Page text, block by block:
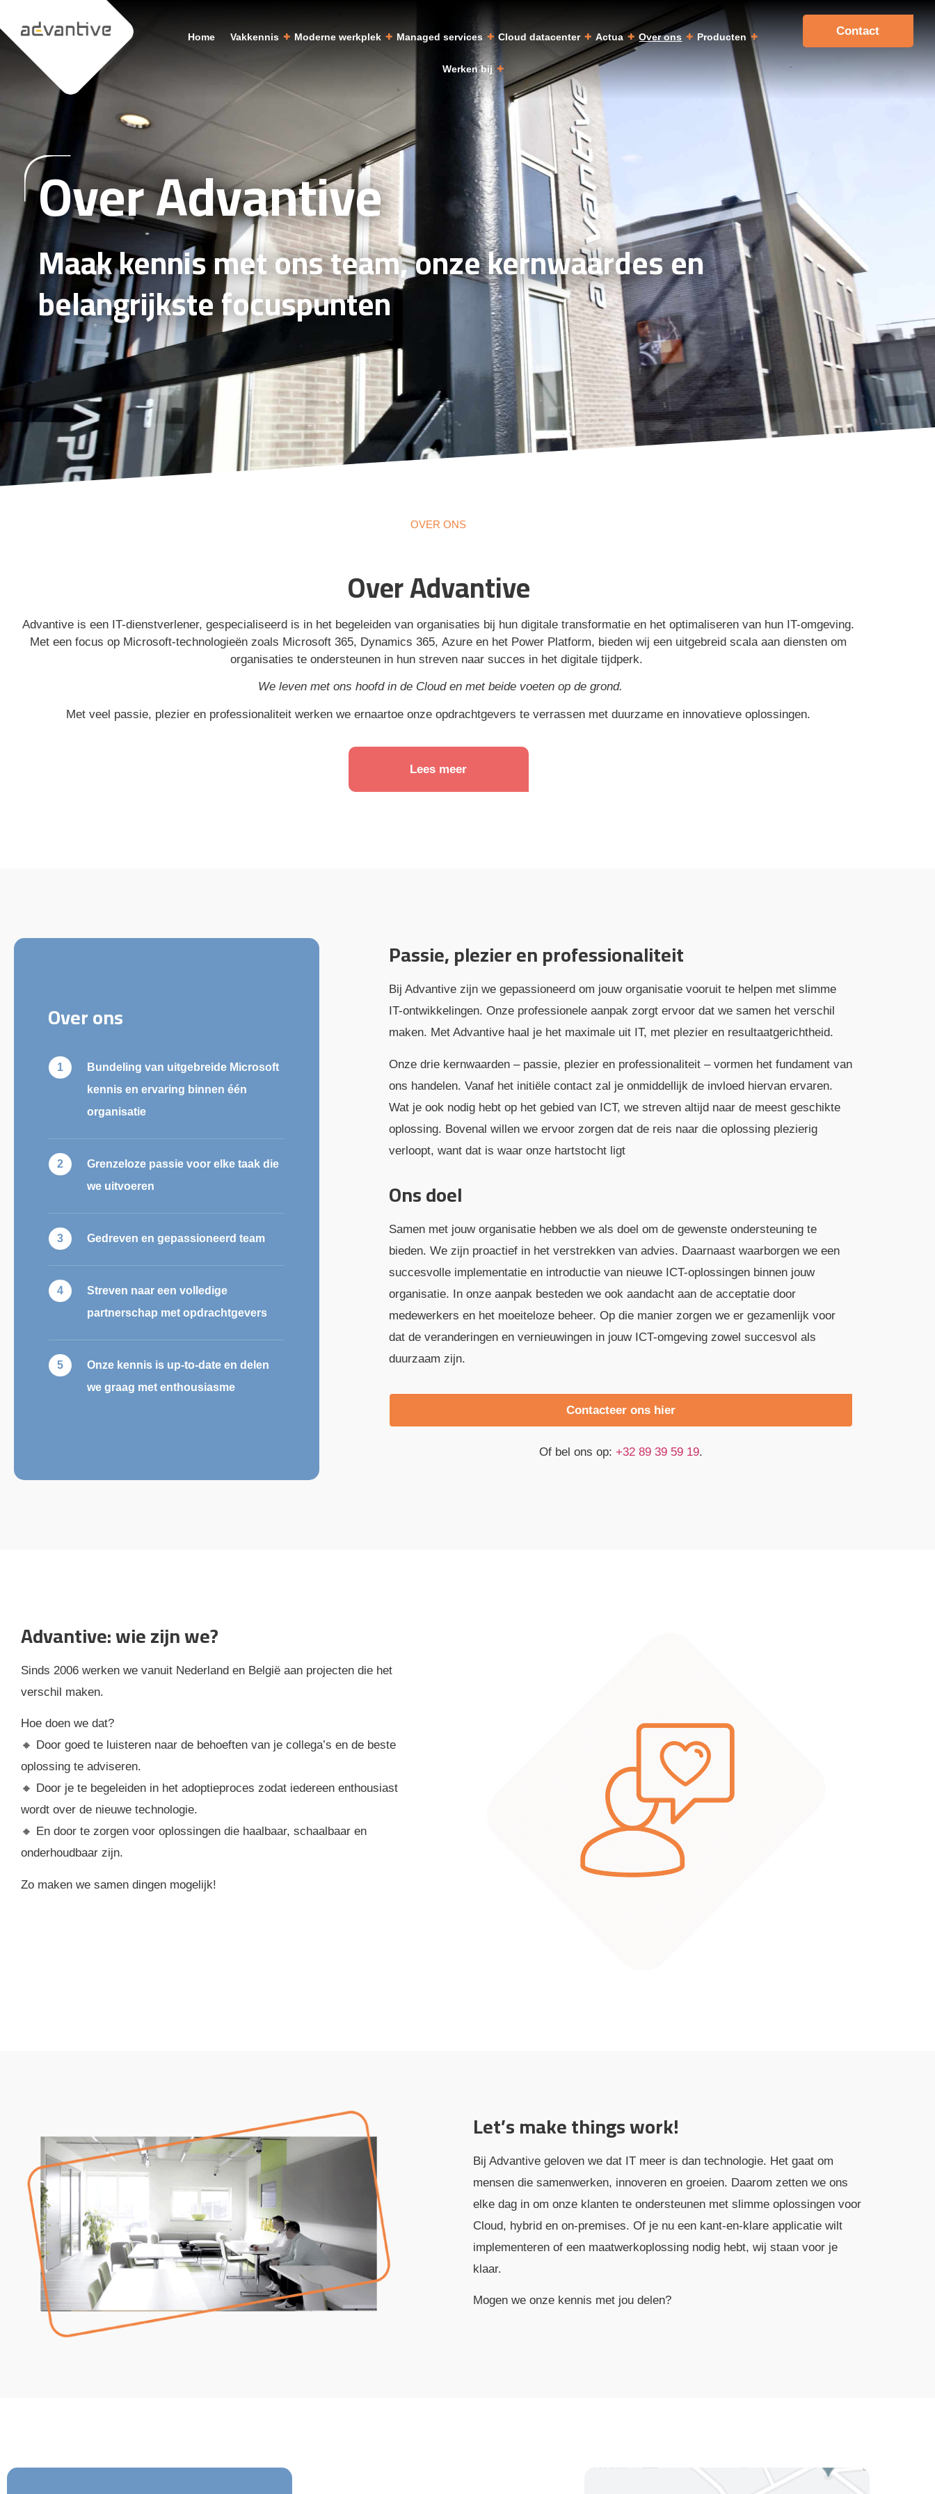
Home Vakkennis Moderne werkplek Managed services Cloud datacenter Actua Over ons Producten
Werken bij
Contact
Over Advantive
Maak kennis met ons team, onze kernwaardes en
belangrijkste focuspunten
OVER ONS
Over Advantive
Advantive is een IT-dienstverlener, gespecialiseerd is in het begeleiden van organisaties bij hun digitale transformatie en het optimaliseren van hun IT-omgeving.
Met een focus op Microsoft-technologieën zoals Microsoft 365, Dynamics 365, Azure en het Power Platform, bieden wij een uitgebreid scala aan diensten om
organisaties te ondersteunen in hun streven naar succes in het digitale tijdperk.
We leven met ons hoofd in de Cloud en met beide voeten op de grond.
Met veel passie, plezier en professionaliteit werken we ernaartoe onze opdrachtgevers te verrassen met duurzame en innovatieve oplossingen.
Lees meer
Over ons
Bundeling van uitgebreide Microsoft
kennis en ervaring binnen één
organisatie
Grenzeloze passie voor elke taak die
we uitvoeren
Gedreven en gepassioneerd team
Streven naar een volledige
partnerschap met opdrachtgevers
Onze kennis is up-to-date en delen
we graag met enthousiasme
Passie, plezier en professionaliteit
Bij Advantive zijn we gepassioneerd om jouw organisatie vooruit te helpen met slimme
IT-ontwikkelingen. Onze professionele aanpak zorgt ervoor dat we samen het verschil
maken. Met Advantive haal je het maximale uit IT, met plezier en resultaatgerichtheid.
Onze drie kernwaarden – passie, plezier en professionaliteit – vormen het fundament van
ons handelen. Vanaf het initiële contact zal je onmiddellijk de invloed hiervan ervaren.
Wat je ook nodig hebt op het gebied van ICT, we streven altijd naar de meest geschikte
oplossing. Bovenal willen we ervoor zorgen dat de reis naar die oplossing plezierig
verloopt, want dat is waar onze hartstocht ligt
Ons doel
Samen met jouw organisatie hebben we als doel om de gewenste ondersteuning te
bieden. We zijn proactief in het verstrekken van advies. Daarnaast waarborgen we een
succesvolle implementatie en introductie van nieuwe ICT-oplossingen binnen jouw
organisatie. In onze aanpak besteden we ook aandacht aan de acceptatie door
medewerkers en het moeiteloze beheer. Op die manier zorgen we er gezamenlijk voor
dat de veranderingen en vernieuwingen in jouw ICT-omgeving zowel succesvol als
duurzaam zijn.
Contacteer ons hier
Of bel ons op: +32 89 39 59 19.
Advantive: wie zijn we?
Sinds 2006 werken we vanuit Nederland en België aan projecten die het
verschil maken.
Hoe doen we dat?
🔸 Door goed te luisteren naar de behoeften van je collega’s en de beste
oplossing te adviseren.
🔸 Door je te begeleiden in het adoptieproces zodat iedereen enthousiast
wordt over de nieuwe technologie.
🔸 En door te zorgen voor oplossingen die haalbaar, schaalbaar en
onderhoudbaar zijn.
Zo maken we samen dingen mogelijk!
Let’s make things work!
Bij Advantive geloven we dat IT meer is dan technologie. Het gaat om
mensen die samenwerken, innoveren en groeien. Daarom zetten we ons
elke dag in om onze klanten te ondersteunen met slimme oplossingen voor
Cloud, hybrid en on-premises. Of je nu een kant-en-klare applicatie wilt
implementeren of een maatwerkoplossing nodig hebt, wij staan voor je
klaar.
Mogen we onze kennis met jou delen?